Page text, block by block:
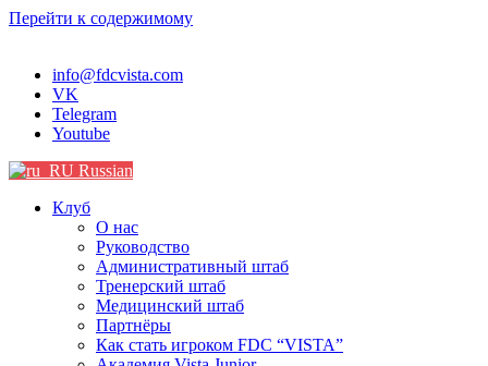
Перейти к содержимому
info@fdcvista.com
VK
Telegram
Youtube
Russian
Клуб
О нас
Руководство
Административный штаб
Тренерский штаб
Медицинский штаб
Партнёры
Как стать игроком FDC “VISTA”